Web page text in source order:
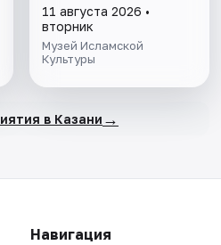
11 августа 2026 •
вторник
Музей Исламской
Культуры
в Казани →
Навигация